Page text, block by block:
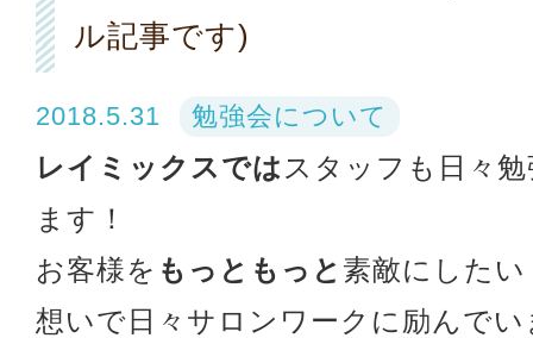
ル記事です)
2018.5.31 勉強会について
レイミックスでは スタッフも日々
ます！
お客様を もっともっと 素敵にした
想いで日々サロンワークに励んで